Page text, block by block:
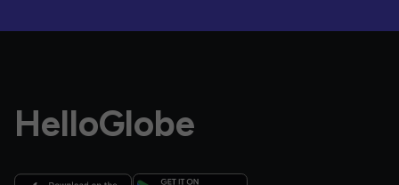
HelloGlobe